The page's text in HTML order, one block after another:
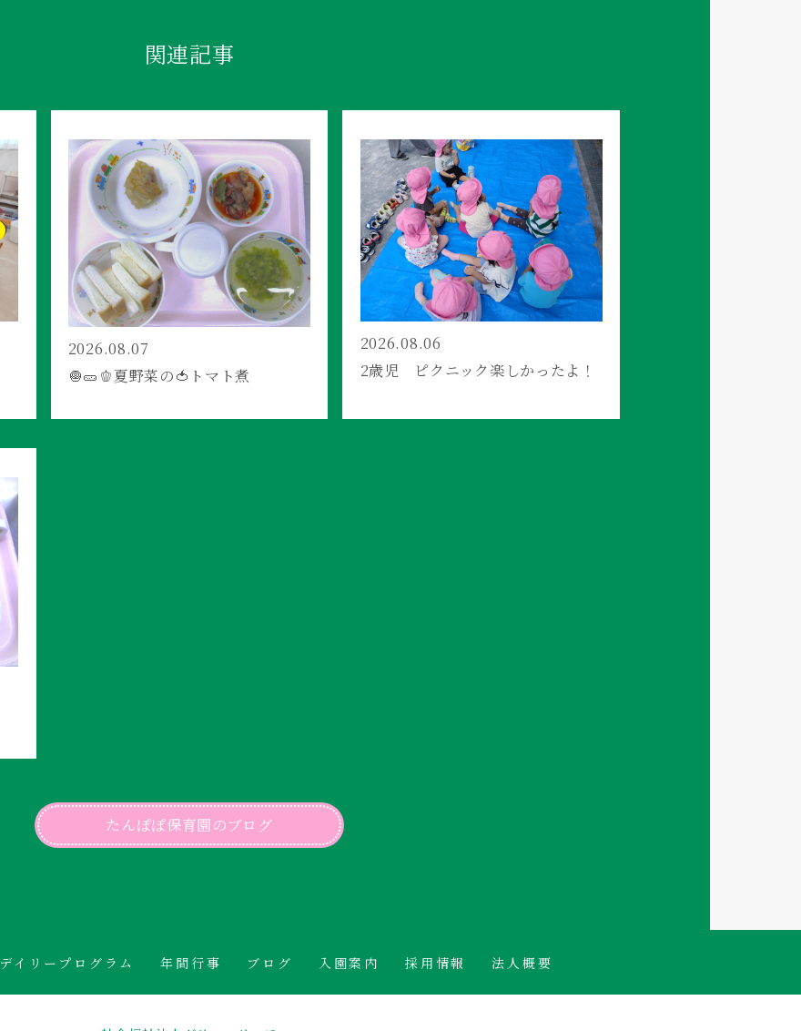
関連記事
2026.08.07
🧅🥒🫑夏野菜の🍅トマト煮
2026.08.06
2歳児 ピクニック楽しかったよ！
たんぽぽ保育園のブログ
デイリープログラム 年間行事 ブログ 入園案内 採用情報 法人概要